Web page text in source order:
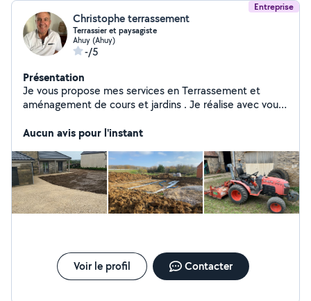
Entreprise
Christophe terrassement
Terrassier et paysagiste
Ahuy (Ahuy)
-/5
Présentation
Je vous propose mes services en Terrassement et
aménagement de cours et jardins . Je réalise avec vous
N'hésitez pas à me contacter pour de plus amples
Aucun avis pour l'instant
Voir le profil Contacter